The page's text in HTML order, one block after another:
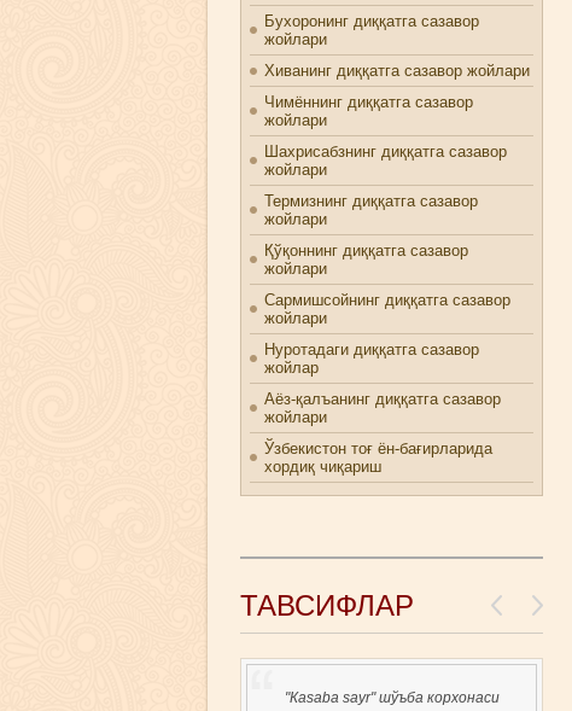
Бухоронинг диққатга сазавор
жойлари
Хиванинг диққатга сазавор жойлари
Чимённинг диққатга сазавор
жойлари
Шахрисабзнинг диққатга сазавор
жойлари
Термизнинг диққатга сазавор
жойлари
Қўқоннинг диққатга сазавор
жойлари
Сармишсойнинг диққатга сазавор
жойлари
Нуротадаги диққатга сазавор
жойлар
Аёз-қалъанинг диққатга сазавор
жойлари
Ўзбекистон тоғ ён-бағирларида
хордиқ чиқариш
ТАВСИФЛАР
"Каsaba sayr" шўъба корхонаси